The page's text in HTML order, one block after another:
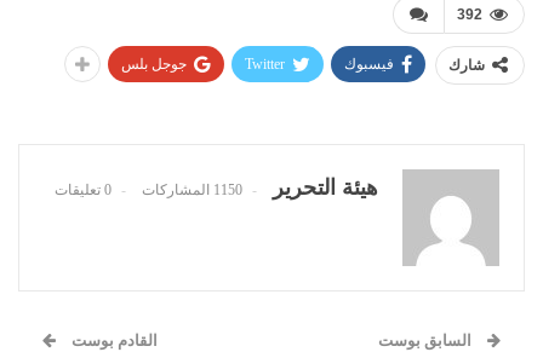
392
شارك فيسبوك Twitter جوجل بلس
هيئة التحرير 1150 المشاركات 0 تعليقات
السابق بوست القادم بوست